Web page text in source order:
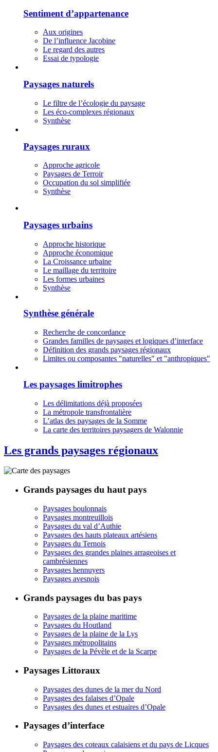
Sentiment d’appartenance
Aux origines
De l’influence Jacobine
Le regard des autres
Essai de typologie
Paysages naturels
Le filtre de l’écologie du paysage
Les éco-complexes régionaux
Synthèse
Paysages ruraux
Approche agricole
Paysages de Terroir
Occupation du sol simplifiée
Synthèse
Paysages urbains
Approche historique
Approche économique
La Croissance urbaine
Le maillage du territoire
Les formes urbaines
Synthèse
Synthèse générale
Recherche de concordance
Grandes familles de paysages et logiques d’interface
Définition des grands paysages régionaux
Limites ou composantes "naturelles" et "anthropiques"
Les paysages limitrophes
Les délimitations déjà proposées
La métropole transfrontalière
L’atlas des paysages de la Somme
La carte des territoires paysagers de Walonnie
Les grands paysages régionaux
Grands paysages du haut pays
Paysages boulonnais
Paysages montreuillois
Paysages du val d’Authie
Paysages des hauts plateaux artésiens
Paysages du Ternois
Paysages des grandes plaines arrageoises et
cambrésiennes
Paysages hennuyers
Paysages avesnois
Grands paysages du bas pays
Paysages de la plaine maritime
Paysages du Houtland
Paysages de la plaine de la Lys
Paysages métropolitains
Paysages de la Pévèle et de la Scarpe
Paysages Littoraux
Paysages des dunes de la mer du Nord
Paysages des falaises d’Opale
Paysages des dunes et estuaires d’Opale
Paysages d’interface
Paysages des coteaux calaisiens et du pays de Licques